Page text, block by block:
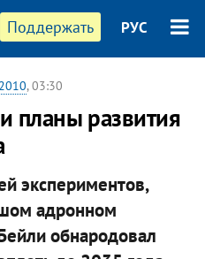
Поддержать РУС
, 03:30
планы развития
экспериментов,
адронном
обнародовал